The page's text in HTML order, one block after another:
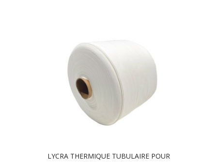
LYCRA THERMIQUE TUBULAIRE POUR